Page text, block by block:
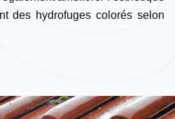
des hydrofuges colorés selon